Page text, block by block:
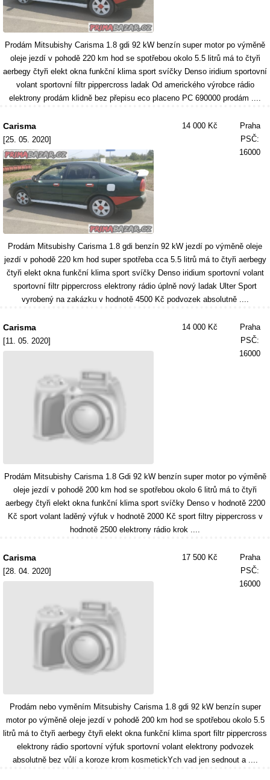
Prodám Mitsubishy Carisma 1.8 gdi 92 kW benzín super motor po výměně
oleje jezdí v pohodě 220 km hod se spotřebou okolo 5.5 litrů má to čtyři
aerbegy čtyři elekt okna funkční klima sport svíčky Denso iridium sportovní
volant sportovní filtr pippercross ladak Od amerického výrobce rádio
elektrony prodám klidně bez přepisu eco placeno PC 690000 prodám ....
Carisma
[25. 05. 2020]
14 000 Kč
Praha
PSČ:
16000
Prodám Mitsubishy Carisma 1.8 gdi benzín 92 kW jezdí po výměně oleje
jezdí v pohodě 220 km hod super spotřeba cca 5.5 litrů má to čtyři aerbegy
čtyři elekt okna funkční klima sport svíčky Denso iridium sportovní volant
sportovní filtr pippercross elektrony rádio úplně nový ladak Ulter Sport
vyrobený na zakázku v hodnotě 4500 Kč podvozek absolutně ....
Carisma
[11. 05. 2020]
14 000 Kč
Praha
PSČ:
16000
Prodám Mitsubishy Carisma 1.8 Gdi 92 kW benzín super motor po výměně
oleje jezdí v pohodě 200 km hod se spotřebou okolo 6 litrů má to čtyři
aerbegy čtyři elekt okna funkční klima sport svíčky Denso v hodnotě 2200
Kč sport volant laděný výfuk v hodnotě 2000 Kč sport filtry pippercross v
hodnotě 2500 elektrony rádio krok ....
Carisma
[28. 04. 2020]
17 500 Kč
Praha
PSČ:
16000
Prodám nebo vyměním Mitsubishy Carisma 1.8 gdi 92 kW benzín super
motor po výměně oleje jezdí v pohodě 200 km hod se spotřebou okolo 5.5
litrů má to čtyři aerbegy čtyři elekt okna funkční klima sport filtr pippercross
elektrony rádio sportovní výfuk sportovní volant elektrony podvozek
absolutně bez vůlí a koroze krom kosmetickYch vad jen sednout a ....